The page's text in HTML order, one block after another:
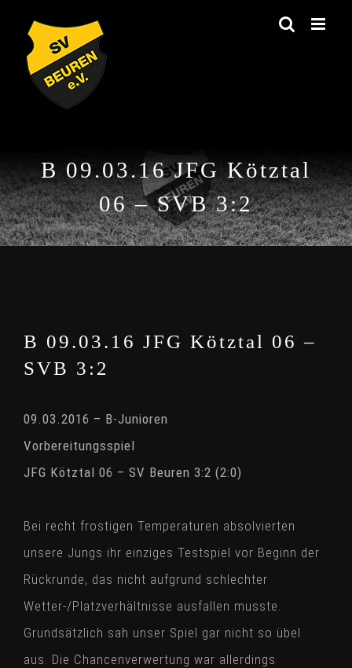
Inhalt
springen
B 09.03.16 JFG Kötztal
06 – SVB 3:2
B 09.03.16 JFG Kötztal 06 –
SVB 3:2
09.03.2016 – B-Junioren
Vorbereitungsspiel
JFG Kötztal 06 – SV Beuren 3:2 (2:0)
Bei recht frostigen Temperaturen absolvierten
unsere Jungs ihr einziges Testspiel vor Beginn der
Rückrunde, das nicht aufgrund schlechter
Wetter-/Platzverhältnisse ausfallen musste.
Grundsätzlich sah unser Spiel gar nicht so übel
aus. Die Chancenverwertung war allerdings